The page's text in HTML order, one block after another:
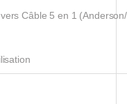
Câble 5 en 1